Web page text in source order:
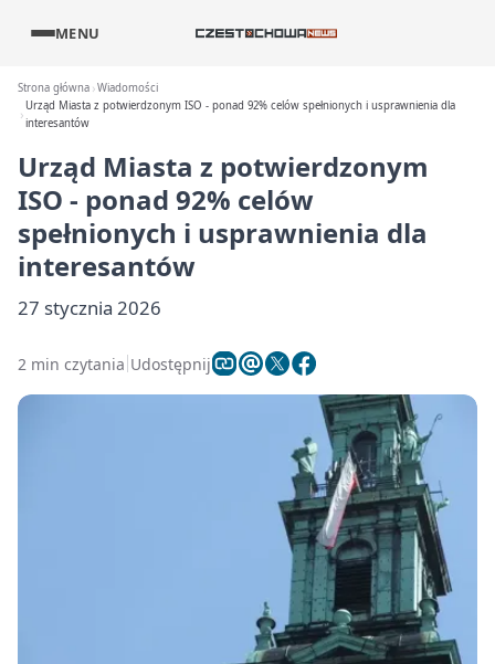
MENU
Strona główna Wiadomości
Urząd Miasta z potwierdzonym ISO - ponad 92% celów spełnionych i usprawnienia dla
interesantów
Urząd Miasta z potwierdzonym
ISO - ponad 92% celów
spełnionych i usprawnienia dla
interesantów
27 stycznia 2026
2 min czytania Udostępnij